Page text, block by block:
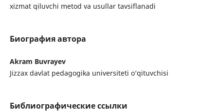
xizmat qiluvchi metod va usullar tavsiflanadi
Биография автора
Akram Buvrayev
Jizzax davlat pedagogika universiteti o‘qituvchisi
Библиографические ссылки